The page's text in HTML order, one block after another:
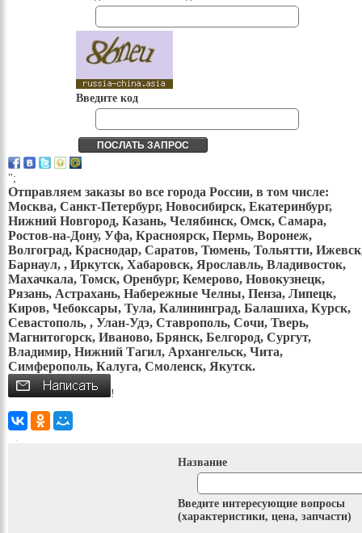
Введите код
";
Отправляем заказы во все города России, в том числе:
Москва, Санкт-Петербург, Новосибирск, Екатеринбург,
Нижний Новгород, Казань, Челябинск, Омск, Самара,
Ростов-на-Дону, Уфа, Красноярск, Пермь, Воронеж,
Волгоград, Краснодар, Саратов, Тюмень, Тольятти,
Барнаул, , Иркутск, Хабаровск, Ярославль, Владивосток,
Махачкала, Томск, Оренбург, Кемерово, Новокузнецк,
Рязань, Астрахань, Набережные Челны, Пенза, Липецк,
Киров, Чебоксары, Тула, Калининград, Балашиха, Курск,
Севастополь, , Улан-Удэ, Ставрополь, Сочи, Тверь,
Магнитогорск, Иваново, Брянск, Белгород, Сургут,
Владимир, Нижний Тагил, Архангельск, Чита,
Симферополь, Калуга, Смоленск, Якутск.
!
Название
Введите интересующие вопросы
(характеристики, цена, запчасти)